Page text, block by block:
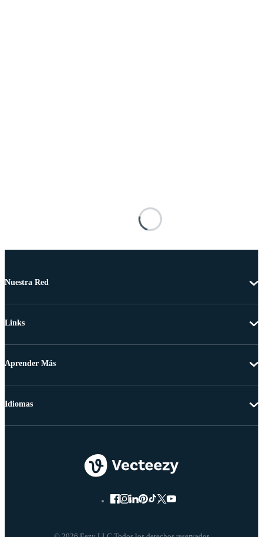
Nuestra Red
Links
Aprender Más
Idiomas